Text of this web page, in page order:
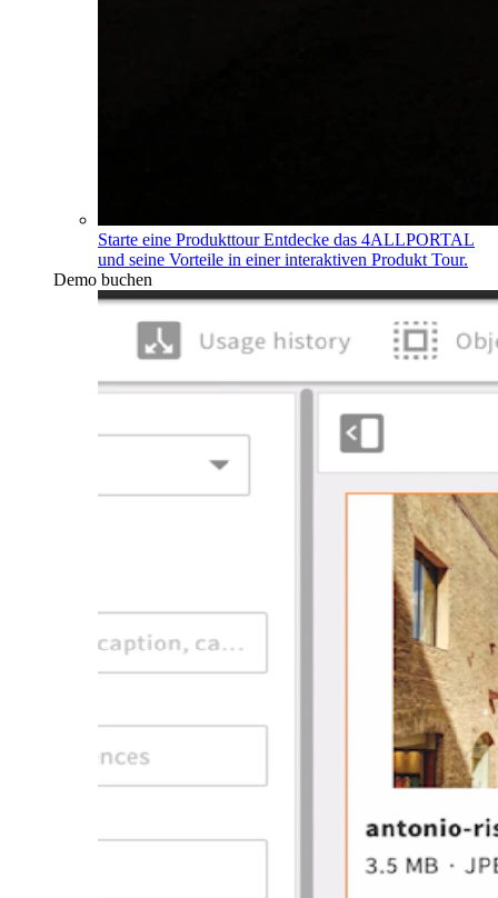
Starte eine ProdukttourEntdecke das 4ALLPORTAL
und seine Vorteile in einer interaktiven Produkt Tour.
Demo buchen